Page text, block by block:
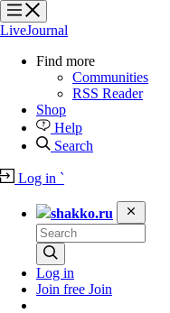
?
?
?
?
LiveJournal
Find more
Communities
RSS Reader
Shop
Help
Search
Log in `
shakko.ru
Log in
Join free Join